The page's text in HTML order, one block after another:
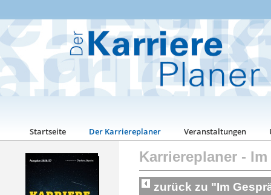
Startseite Der Karriereplaner Veranstaltungen
Karriereplaner -
zurück zu "Im